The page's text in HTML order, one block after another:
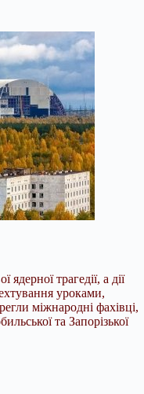
трагедії, а дії
уроками,
міжнародні фахівці,
та Запорізької